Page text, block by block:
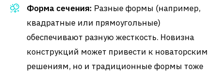
Форма сечения: Разные формы (например,
квадратные или прямоугольные)
обеспечивают разную жесткость. Новизна
конструкций может привести к новаторским
решениям, но и традиционные формы тоже